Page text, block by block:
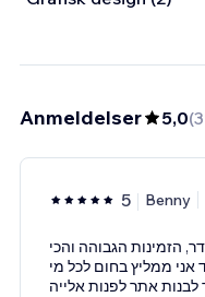
Anmeldelser 5,0(
5 Benny
הזמינות הגבוהה והכי
ממליץ בחום לכל מי
לבנות אתר לפנות אלייה